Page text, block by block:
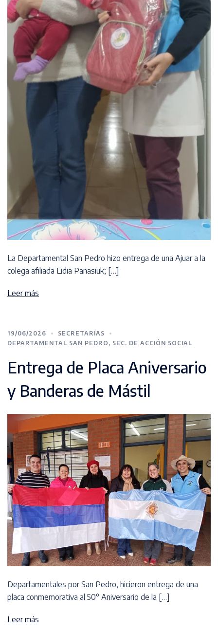
La Departamental San Pedro hizo entrega de una Ajuar a la
colega afiliada Lidia Panasiuk; […]
Leer más
19/06/2026
SECRETARÍAS
DEPARTAMENTAL SAN PEDRO , SEC. DE ACCIÓN SOCIAL
Entrega de Placa Aniversario
y Banderas de Mástil
Departamentales por San Pedro, hicieron entrega de una
placa conmemorativa al 50° Aniversario de la […]
Leer más